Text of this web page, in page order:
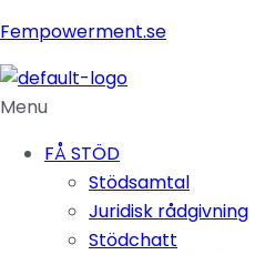
Fempowerment.se
Menu
FÅ STÖD
Stödsamtal
Juridisk rådgivning
Stödchatt